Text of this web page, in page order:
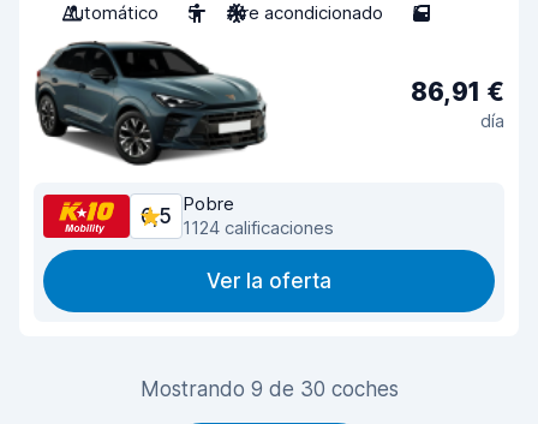
Automático
5 Aire acondicionado 5
86,91 €
día
6,5
Pobre
1124 calificaciones
Ver la oferta
Mostrando 9 de 30 coches